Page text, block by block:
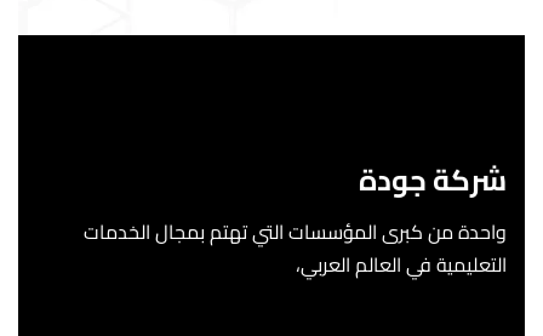
شركة جودة
واحدة من كبرى المؤسسات التي تهتم بمجال الخدمات
التعليمية في العالم العربي،